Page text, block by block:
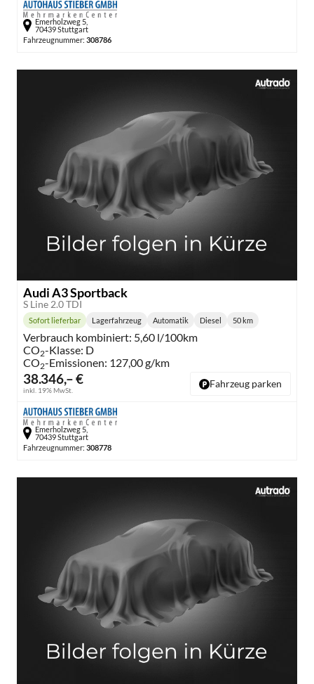
Emerholzweg 5,
70439 Stuttgart
Fahrzeugnummer: 308786
Audi A3 Sportback
S Line 2.0 TDI
38.346,– €
inkl. 19% MwSt.
Lieferzeit:
Sofort lieferbar Lagerfahrzeug Automatik Diesel 50 km
Verbrauch kombiniert: 5,60 l/100km
CO2-Klasse: D
CO2-Emissionen: 127,00 g/km
Fahrzeug parken
Emerholzweg 5,
70439 Stuttgart
Fahrzeugnummer: 308778